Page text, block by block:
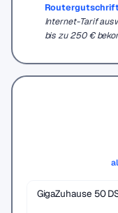
Internet-Tarif
bis zu 250 €
GigaZuhause 50